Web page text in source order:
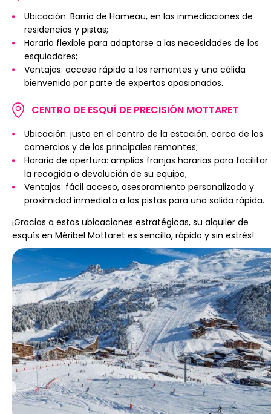
Ubicación: Barrio de Hameau, en las inmediaciones de
residencias y pistas;
Horario flexible para adaptarse a las necesidades de los
esquiadores;
Ventajas: acceso rápido a los remontes y una cálida
bienvenida por parte de expertos apasionados.
CENTRO DE ESQUÍ DE PRECISIÓN MOTTARET
Ubicación: justo en el centro de la estación, cerca de los
comercios y de los principales remontes;
Horario de apertura: amplias franjas horarias para facilitar
la recogida o devolución de su equipo;
Ventajas: fácil acceso, asesoramiento personalizado y
proximidad inmediata a las pistas para una salida rápida.
¡Gracias a estas ubicaciones estratégicas, su alquiler de
esquís en Méribel Mottaret es sencillo, rápido y sin estrés!